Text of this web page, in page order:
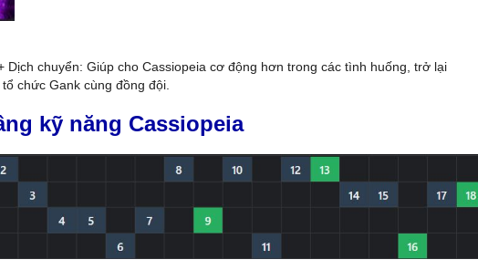
Dịch chuyển: Giúp cho Cassiopeia cơ động hơn trong các tình huống, trở lại
chức Gank cùng đồng đội.
kỹ năng Cassiopeia